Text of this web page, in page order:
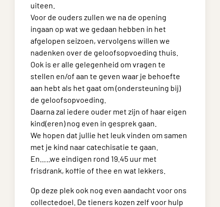
uiteen.
Voor de ouders zullen we na de opening
ingaan op wat we gedaan hebben in het
afgelopen seizoen, vervolgens willen we
nadenken over de geloofsopvoeding thuis.
Ook is er alle gelegenheid om vragen te
stellen en/of aan te geven waar je behoefte
aan hebt als het gaat om (ondersteuning bij)
de geloofsopvoeding.
Daarna zal iedere ouder met zijn of haar eigen
kind(eren) nog even in gesprek gaan.
We hopen dat jullie het leuk vinden om samen
met je kind naar catechisatie te gaan.
En…..we eindigen rond 19.45 uur met
frisdrank, koffie of thee en wat lekkers.
Op deze plek ook nog even aandacht voor ons
collectedoel. De tieners kozen zelf voor hulp